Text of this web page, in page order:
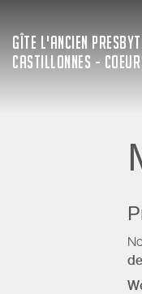
GÎTE L'ANCIEN
CASTILLONNES -